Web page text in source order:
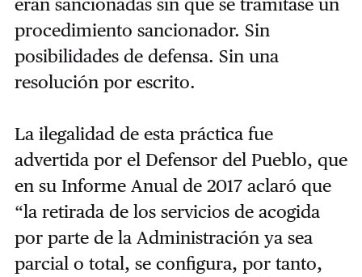
procedimiento sancionador. Sin
posibilidades de defensa. Sin una
resolución por escrito.
La ilegalidad de esta práctica fue
advertida por el Defensor del Pueblo, que
en su Informe Anual de 2017 aclaró que
“la retirada de los servicios de acogida
por parte de la Administración ya sea
parcial o total, se configura, por tanto,